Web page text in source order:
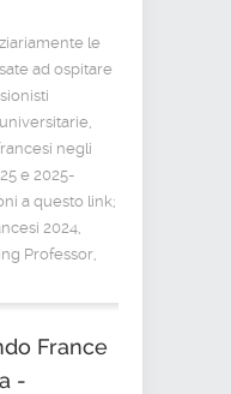
le
ad ospitare
negli
e 2025-
a questo link;
2024,
Professor,
France
-